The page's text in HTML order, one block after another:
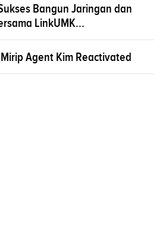
Bangun Jaringan dan
LinkUMK...
Agent Kim Reactivated